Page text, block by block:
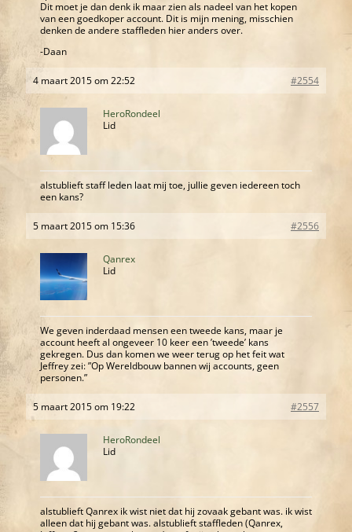
Dit moet je dan denk ik maar zien als nadeel van het kopen
van een goedkoper account. Dit is mijn mening, misschien
denken de andere staffleden hier anders over.
-Daan
4 maart 2015 om 22:52 #2554
HeroRondeel
Lid
alstublieft staff leden laat mij toe, jullie geven iedereen toch
een kans?
5 maart 2015 om 15:36 #2556
Qanrex
Lid
We geven inderdaad mensen een tweede kans, maar je
account heeft al ongeveer 10 keer een ’tweede’ kans
gekregen. Dus dan komen we weer terug op het feit wat
Jeffrey zei: ”Op Wereldbouw bannen wij accounts, geen
personen.”
5 maart 2015 om 19:22 #2557
HeroRondeel
Lid
alstublieft Qanrex ik wist niet dat hij zovaak gebant was. ik wist
alleen dat hij gebant was. alstublieft staffleden (Qanrex,